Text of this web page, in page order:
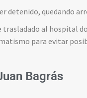
detenido, quedando
al hospital
para evitar
Bagrás